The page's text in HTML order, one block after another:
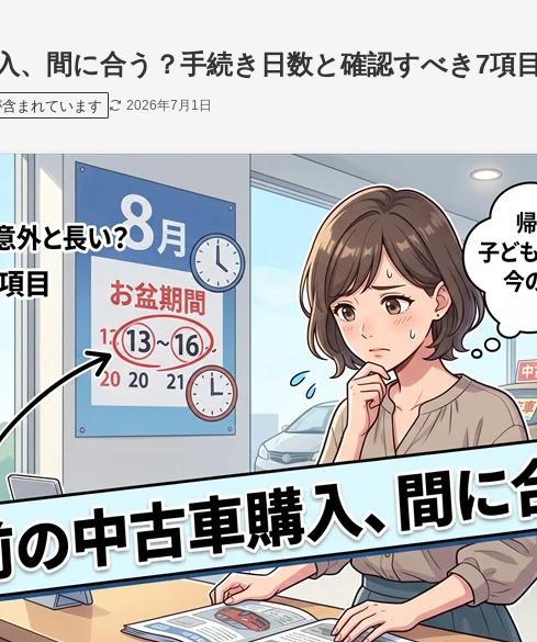
、間に合う？手続き日数と確認すべき7項目
まれています 2026年7月1日